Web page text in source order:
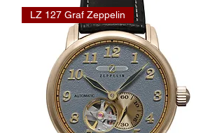
LZ 127 Graf Zeppelin